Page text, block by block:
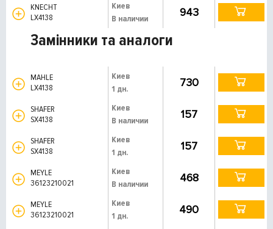
KNECHT
LX4138
Киев
В наличии
943
Замінники та аналоги
MAHLE
LX4138
Киев
1 дн.
730
SHAFER
SX4138
Киев
В наличии
157
SHAFER
SX4138
Киев
1 дн.
157
MEYLE
36123210021
Киев
В наличии
468
MEYLE
36123210021
Киев
1 дн.
490